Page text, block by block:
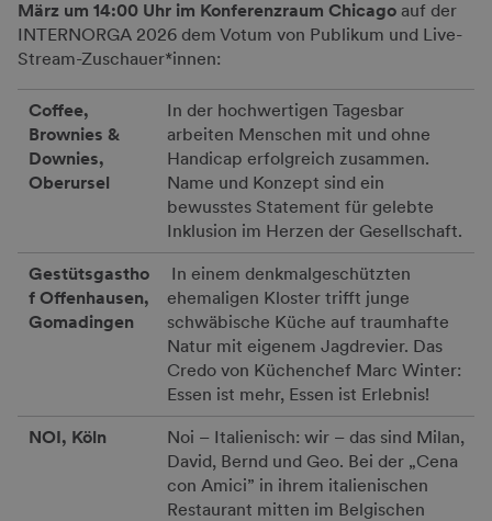
März um 14:00 Uhr im Konferenzraum Chicago auf der
INTERNORGA 2026 dem Votum von Publikum und Live-
Stream-Zuschauer*innen:
Coffee,
Brownies &
Downies,
Oberursel
In der hochwertigen Tagesbar
arbeiten Menschen mit und ohne
Handicap erfolgreich zusammen.
Name und Konzept sind ein
bewusstes Statement für gelebte
Inklusion im Herzen der Gesellschaft.
Gestütsgastho
f Offenhausen,
Gomadingen
In einem denkmalgeschützten
ehemaligen Kloster trifft junge
schwäbische Küche auf traumhafte
Natur mit eigenem Jagdrevier. Das
Credo von Küchenchef Marc Winter:
Essen ist mehr, Essen ist Erlebnis!
NOI, Köln
Noi – Italienisch: wir – das sind Milan,
David, Bernd und Geo. Bei der „Cena
con Amici” in ihrem italienischen
Restaurant mitten im Belgischen